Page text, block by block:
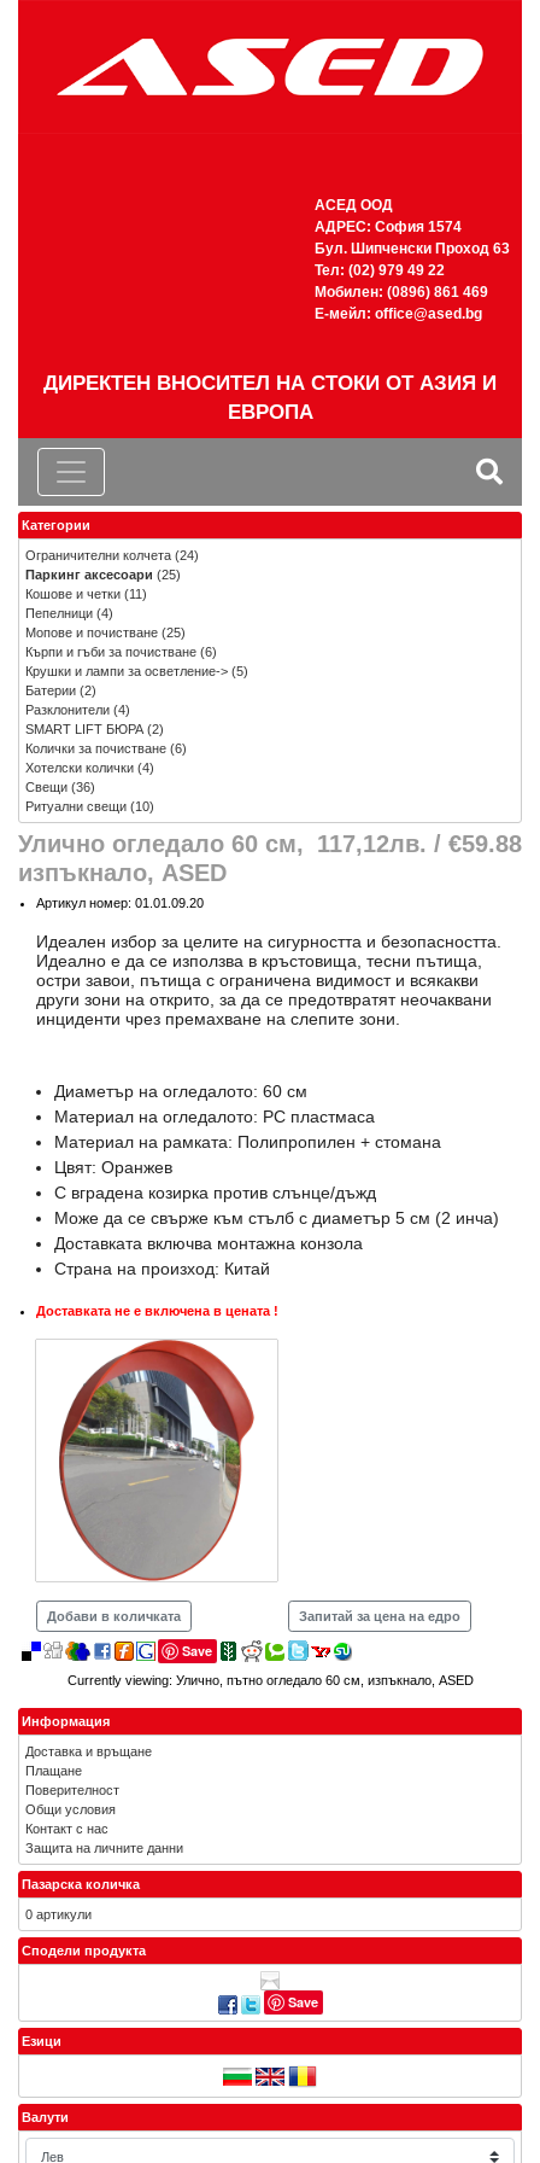
АСЕД ООД
АДРЕС: София 1574
Бул. Шипченски Проход 63
Тел: (02) 979 49 22
Мобилен: (0896) 861 469
Е-мейл: office@ased.bg
ДИРЕКТЕН ВНОСИТЕЛ НА СТОКИ ОТ АЗИЯ И
ЕВРОПА
117,12лв. / €59.88
Улично огледало 60 см,
изпъкнало, ASED
Артикул номер: 01.01.09.20
Идеален избор за целите на сигурността и безопасността.
Идеално е да се използва в кръстовища, тесни пътища,
остри завои, пътища с ограничена видимост и всякакви
други зони на открито, за да се предотвратят неочаквани
инциденти чрез премахване на слепите зони.
Диаметър на огледалото: 60 см
Материал на огледалото: PC пластмаса
Материал на рамката: Полипропилен + стомана
Цвят: Оранжев
С вградена козирка против слънце/дъжд
Може да се свърже към стълб с диаметър 5 см (2 инча)
Доставката включва монтажна конзола
Страна на произход: Китай
Доставката не е включена в цената !
Добави в количката Запитай за цена на едро
Save
Currently viewing: Улично, пътно огледало 60 см, изпъкнало, ASED
Категории
Ограничителни колчета (24)
Паркинг аксесоари (25)
Кошове и четки (11)
Пепелници (4)
Мопове и почистване (25)
Кърпи и гъби за почистване (6)
Крушки и лампи за осветление-> (5)
Батерии (2)
Разклонители (4)
SMART LIFT БЮРА(2)
Колички за почистване (6)
Хотелски колички (4)
Свещи (36)
Ритуални свещи (10)
Информация
Доставка и връщане
Плащане
Поверителност
Общи условия
Контакт с нас
Защита на личните данни
Пазарска количка
0 артикули
Сподели продукта
Save
Езици
Валути